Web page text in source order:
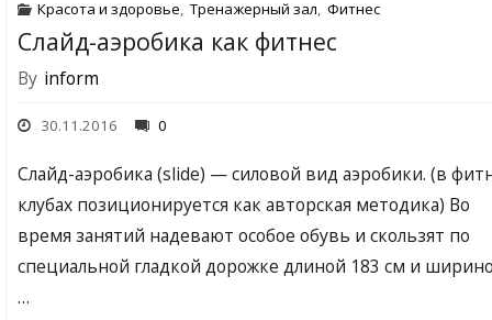
Красота и здоровье, Тренажерный зал, Фитнес
Слайд-аэробика как фитнес
By inform
30.11.2016 0
Слайд-аэробика (slide) — силовой вид аэробики. (в
клубах позиционируется как авторская методика) Во
время занятий надевают особое обувь и скользят по
специальной гладкой дорожке длиной 183 см и
…